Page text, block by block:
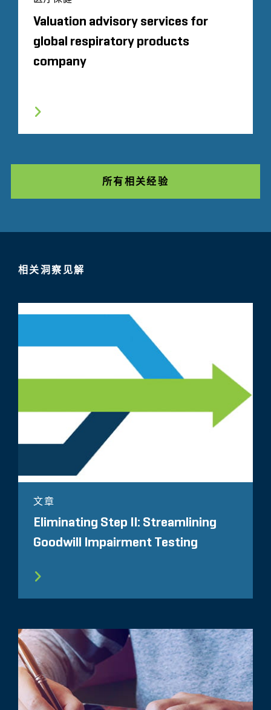
Valuation advisory services for
global respiratory products
company
所有相关经验
相关洞察见解
文章
Eliminating Step II: Streamlining
Goodwill Impairment Testing